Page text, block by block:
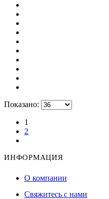
Показано:
1
2
ИНФОРМАЦИЯ
О компании
Свяжитесь с нами